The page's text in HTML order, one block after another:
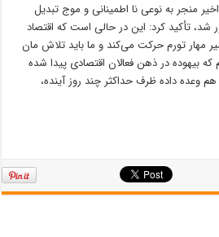
اخیر منجر به نوعی نا اطمینانی و موج تبدیل
شد، تأکید کرد: این در حالی است که اقتصاد
مهار تورم حرکت می‌کند و ما باید تلاش مان
بیهوده در ذهن فعالان اقتصادی پیدا شده
وعده داده ظرف حداکثر چند روز آینده،